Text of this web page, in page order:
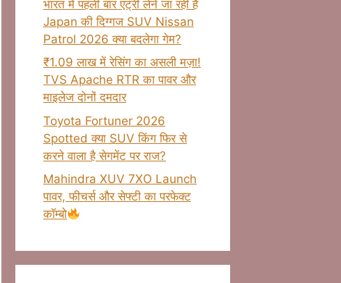
भारत में पहली बार एंट्री लेने जा रही है
Japan की दिग्गज SUV Nissan
Patrol 2026 क्या बदलेगा गेम?
₹1.09 लाख में रेसिंग का असली मज़ा!
TVS Apache RTR का पावर और
माइलेज दोनों दमदार
Toyota Fortuner 2026
Spotted क्या SUV किंग फिर से
करने वाला है सेगमेंट पर राज?
Mahindra XUV 7XO Launch
पावर, फीचर्स और सेफ्टी का परफेक्ट
कॉम्बो